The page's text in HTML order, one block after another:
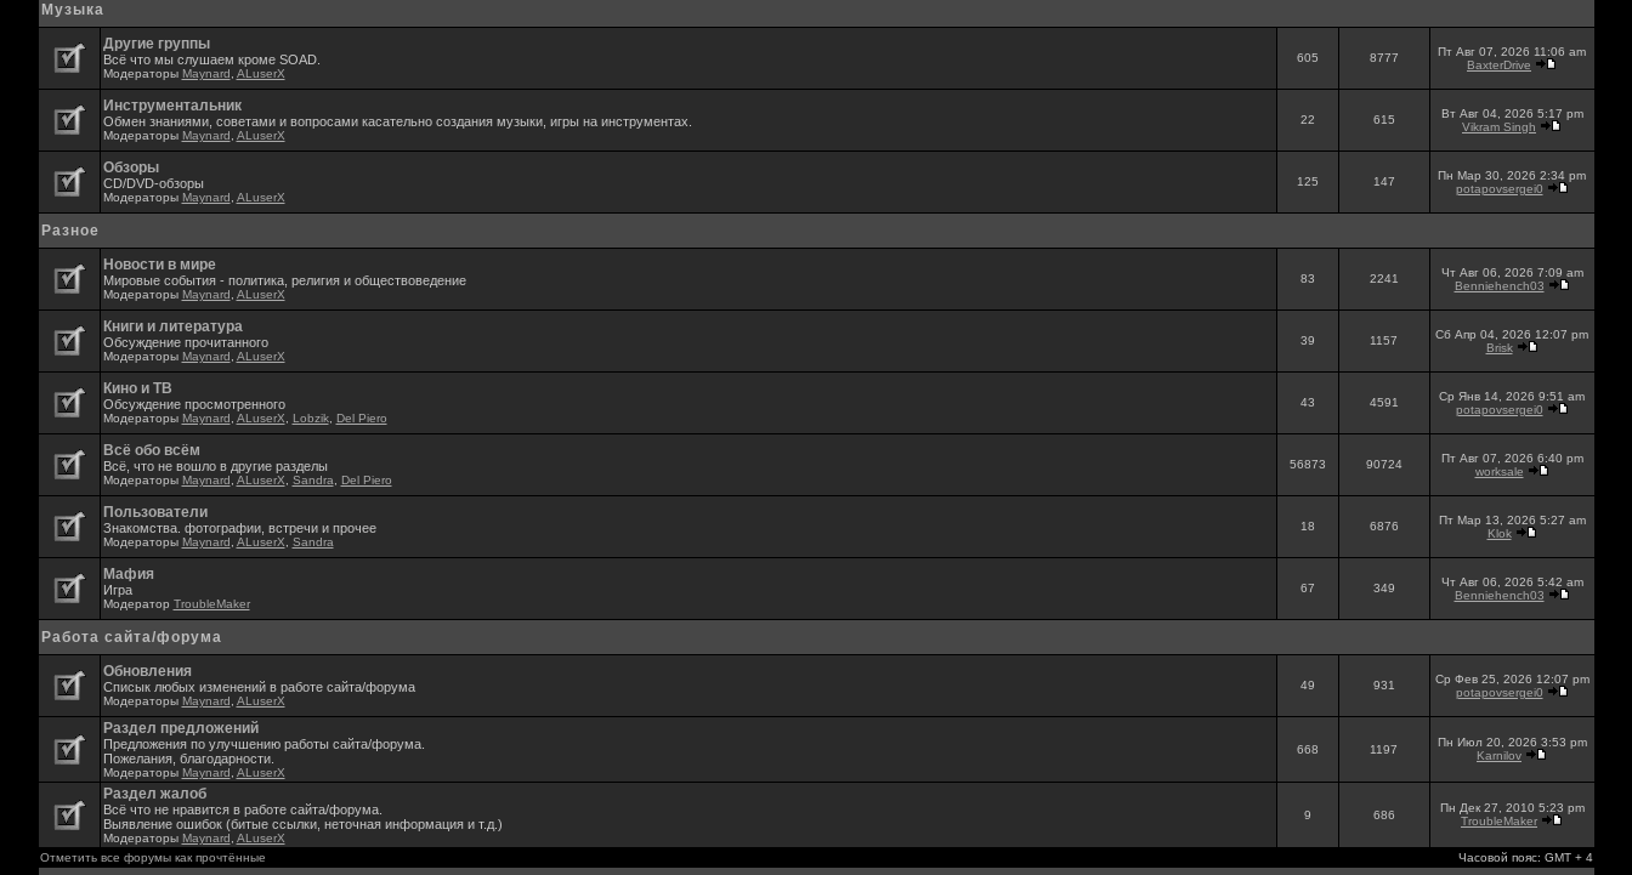
Музыка
Другие группы
Всё что мы слушаем кроме SOAD.
Модераторы Maynard ALuserX
605 8777
Пт Авг 07, 2026 11:06 am
BaxterDrive
Инструментальник
Обмен знаниями, советами и вопросами касательно создания музыки, игры на инструментах.
Модераторы Maynard ALuserX
22 615
Вт Авг 04, 2026 5:17 pm
Vikram Singh
Обзоры
CD/DVD-обзоры
Модераторы Maynard ALuserX
125 147
Пн Мар 30, 2026 2:34 pm
potapovsergei0
Разное
Новости в мире
Мировые события - политика, религия и обществоведение
Модераторы Maynard ALuserX
83 2241
Чт Авг 06, 2026 7:09 am
Benniehench03
Книги и литература
Обсуждение прочитанного
Модераторы Maynard ALuserX
39 1157
Сб Апр 04, 2026 12:07 pm
Brisk
Кино и ТВ
Обсуждение просмотренного
Модераторы Maynard ALuserX Lobzik, Del Piero
43 4591
Ср Янв 14, 2026 9:51 am
potapovsergei0
Всё обо всём
Всё, что не вошло в другие разделы
Модераторы Maynard ALuserX Sandra Del Piero
56873 90724
Пт Авг 07, 2026 6:40 pm
worksale
Пользователи
Знакомства. фотографии, встречи и прочее
Модераторы Maynard ALuserX Sandra
18 6876
Пт Мар 13, 2026 5:27 am
Klok
Мафия
Игра
Модератор TroubleMaker
67 349
Чт Авг 06, 2026 5:42 am
Benniehench03
Работа сайта/форума
Обновления
Списык любых изменений в работе сайта/форума
Модераторы Maynard ALuserX
49 931
Ср Фев 25, 2026 12:07 pm
potapovsergei0
Раздел предложений
Предложения по улучшению работы сайта/форума.
Пожелания, благодарности.
Модераторы Maynard ALuserX
668 1197
Пн Июл 20, 2026 3:53 pm
Karnilov
Раздел жалоб
Всё что не нравится в работе сайта/форума.
Выявление ошибок (битые ссылки, неточная информация и т.д.)
Модераторы Maynard ALuserX
9 686
Пн Дек 27, 2010 5:23 pm
TroubleMaker
Отметить все форумы как прочтённые Часовой пояс: GMT + 4